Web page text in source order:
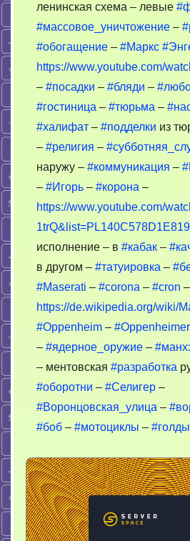
ленинская схема – левые
#массовое_уничтожение –
#обогащение – #Маркс
https://www.youtube.com/
– #посадки – #бляди –
#гостиница – #тюрьма –
#халифат – #подделки из
– #религия –
наружу – #коммуникация –
– #Игорь – #корона –
https://www.youtube.com/
исполнение – в #кабак –
в другом – #татуировка –
#Maserati – #corona – #cron –
https://de.wikipedia.org/wiki/
#Oppenheim – #Oppenheimer
– #ядерное_оружие –
– ментовская #разработка
#оборотни – #Селигер –
#Воронцовская_улица –
#боб – #мотоциклы – #голды